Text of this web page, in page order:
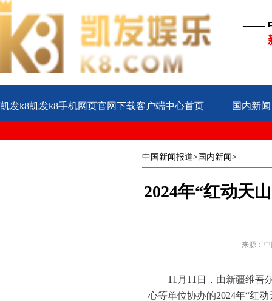
——
凯发k8凯发k8手机网页官网下载客户端中心首页 国内新闻
中国新闻报道>国内新闻>
2024年“红动天
来源：
11月11日，由新疆维吾
心等单位协办的2024年“红